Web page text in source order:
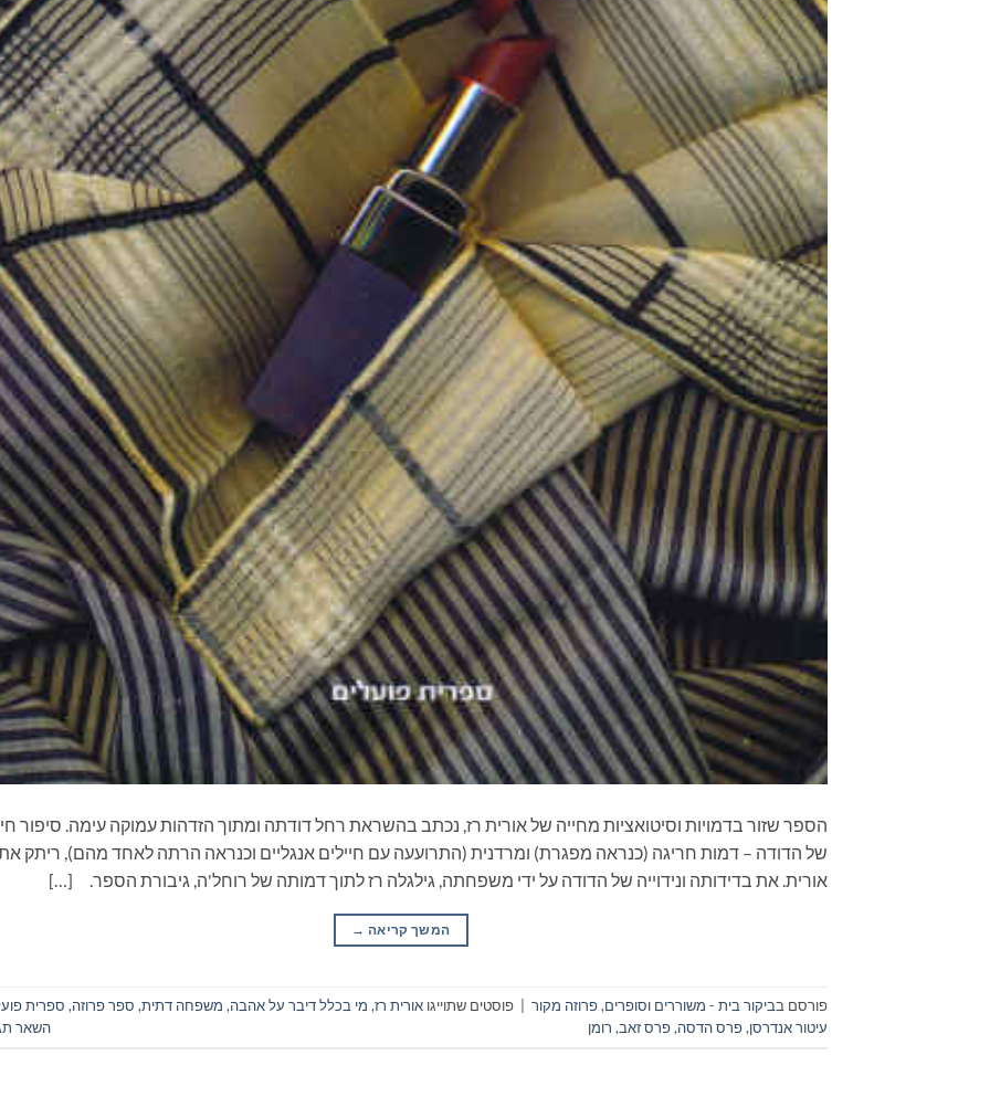
הספר שזור בדמויות וסיטואציות מחייה של אורית רז, נכתב בהשראת רחל דודתה ומתוך הזדהות עמוקה עימה. סיפור
של הדודה – דמות חריגה (כנראה מפגרת) ומרדנית (התרועעה עם חיילים אנגליים וכנראה הרתה לאחד מהם), ריתק
אורית. את בדידותה ונידוייה של הדודה על ידי משפחתה, גילגלה רז לתוך דמותה של רוחל'ה, גיבורת הספר. […]
המשך קריאה →
פורסם בביקור בית - משוררים וסופרים,פרוזה מקור פוסטים שתוייגו אורית רז, מי בכלל דיבר על אהבה, משפחה דתית, ספר פרוזה, ספרית
עיטור אנדרסן,פרס הדסה,פרס זאב, רומן השאר